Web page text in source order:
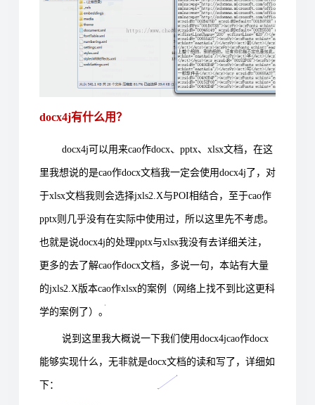
docx4j有什么用？
docx4j可以用来cao作docx、pptx、xlsx文档，在这
里我想说的是cao作docx文档我一定会使用docx4j了，对
于xlsx文档我则会选择jxls2.X与POI相结合，至于cao作
pptx则几乎没有在实际中使用过，所以这里先不考虑。
也就是说docx4j的处理pptx与xlsx我没有去详细关注，
更多的去了解cao作docx文档，多说一句，本站有大量
的jxls2.X版本cao作xlsx的案例（网络上找不到比这更科
学的案例了）。
说到这里我大概说一下我们使用docx4jcao作docx
能够实现什么，无非就是docx文档的读和写了，详细如
下：